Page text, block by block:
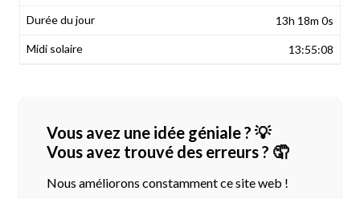
13h 18m 0s
13:55:08
Vous avez une idée géniale ? 💡
Vous avez trouvé des erreurs ? 🤦
Nous améliorons constamment ce site web !